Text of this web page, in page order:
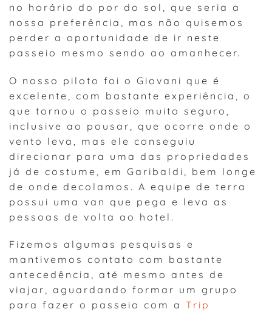
no horário do por do sol, que seria a
nossa preferência, mas não quisemos
perder a oportunidade de ir neste
passeio mesmo sendo ao amanhecer.
O nosso piloto foi o Giovani que é
excelente, com bastante experiência, o
que tornou o passeio muito seguro,
inclusive ao pousar, que ocorre onde o
vento leva, mas ele conseguiu
direcionar para uma das propriedades
já de costume, em Garibaldi, bem longe
de onde decolamos. A equipe de terra
possui uma van que pega e leva as
pessoas de volta ao hotel.
Fizemos algumas pesquisas e
mantivemos contato com bastante
antecedência, até mesmo antes de
viajar, aguardando formar um grupo
para fazer o passeio com a Trip